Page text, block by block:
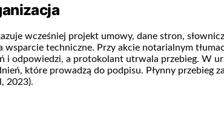
wcześniej projekt umowy, dane stron,
techniczne. Przy akcie notarialnym
i odpowiedzi, a protokolant utrwala przebieg. W
które prowadzą do podpisu. Płynny przebieg
2023).